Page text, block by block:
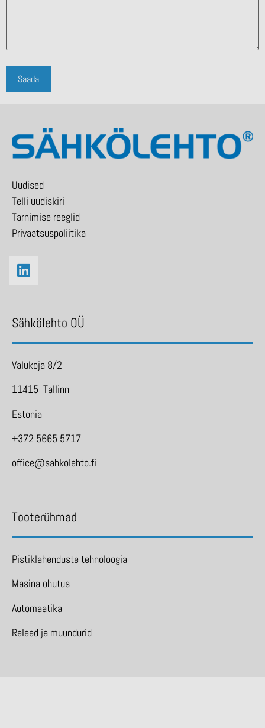
Uudised
Telli uudiskiri
Tarnimise reeglid
Privaatsuspoliitika
Sähkölehto OÜ
Valukoja 8/2
11415 Tallinn
Estonia
+372 5665 5717
office@sahkolehto.fi
Tooterühmad
Pistiklahenduste tehnoloogia
Masina ohutus
Automaatika
Releed ja muundurid